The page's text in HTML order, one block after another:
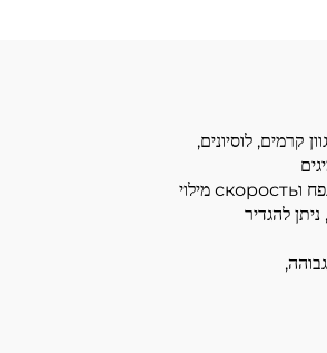
קרמים, לוסיונים,